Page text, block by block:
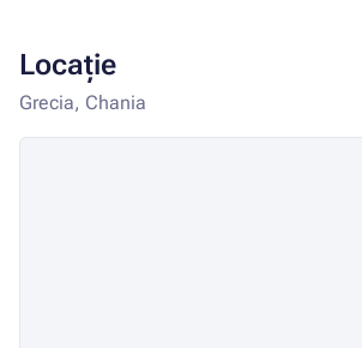
Locație
Grecia, Chania